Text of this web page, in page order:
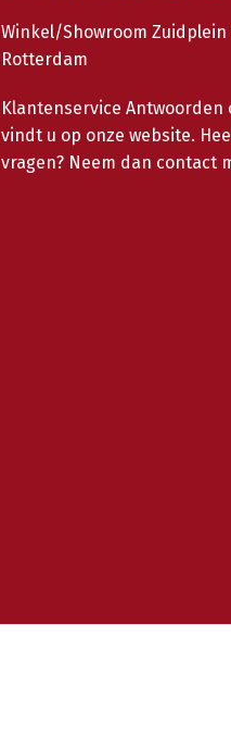
Winkel/Showroom Zuidplein
Rotterdam
Klantenservice Antwoorden
vindt u op onze website.
vragen? Neem dan contact